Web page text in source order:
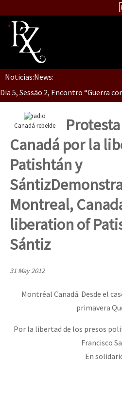
Inicio
Quiénes Somos
La palabra del EZLN
TEMAS
Chiapas
México
Latinoamérica
Mundo
EZLN
Megaproyectos
Noticias:News:
Dia 5, Sessão 2, Encontro “Guerra
Dia 5, sessão 1, do Encontro
Dia 4 – Encontro “Guerra contra a
Dia 3 do Encontro “Guerra contra a
Dia 1: Encontro “Guerra contra a
[CDMX – 20 julio] Jornadas
Canadá rebelde
Canadá por la
Patishtán y
Sántiz
Montreal,
liberation of
Sántiz
31 May 2012
Montréal Canadá. Desde el
primavera
Por la libertad de los presos
Francisco
En